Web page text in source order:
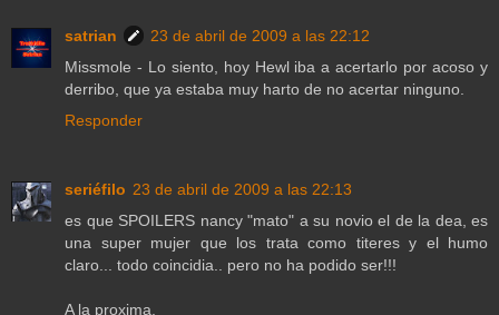
satrian
23 de abril de 2009 a las 22:12
Missmole - Lo siento, hoy Hewl iba a acertarlo por acoso y
derribo, que ya estaba muy harto de no acertar ninguno.
Responder
seriéfilo 23 de abril de 2009 a las 22:13
es que SPOILERS nancy "mato" a su novio el de la dea, es
una super mujer que los trata como titeres y el humo
claro... todo coincidia.. pero no ha podido ser!!!
A la proxima.